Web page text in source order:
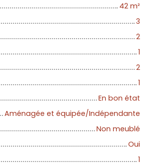
42 m²
3
2
1
2
1
En bon état
Aménagée et équipée/Indépendante
Non meublé
Oui
1